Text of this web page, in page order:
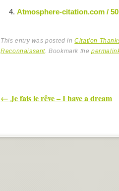
Atmosphere-citation.com /
This entry was posted inCitation
Reconnaissant. Bookmark the
Post navigation
← Je fais le rêve – I have a dream